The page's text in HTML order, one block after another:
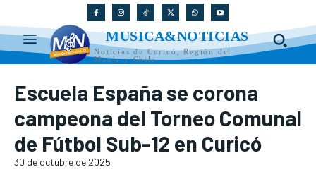
MUSICA&NOTICIAS
Noticias de Curicó, Región del
Maule y Chile
Escuela España se corona
campeona del Torneo Comunal
de Fútbol Sub-12 en Curicó
30 de octubre de 2025